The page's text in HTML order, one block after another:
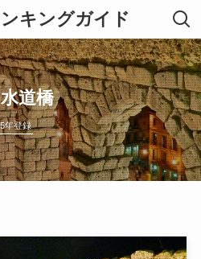
キングガイド
道橋
年登録